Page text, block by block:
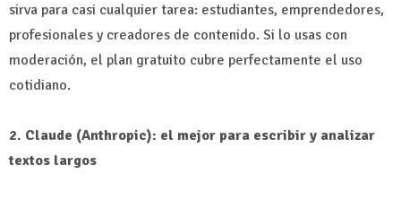
sirva para casi cualquier tarea: estudiantes, emprendedores,
profesionales y creadores de contenido. Si lo usas con
moderación, el plan gratuito cubre perfectamente el uso
cotidiano.
2. Claude (Anthropic): el mejor para escribir y analizar
textos largos